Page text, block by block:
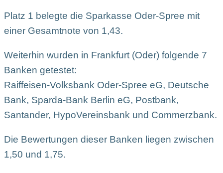
Platz 1 belegte die Sparkasse Oder-Spree mit
einer Gesamtnote von 1,43.
Weiterhin wurden in Frankfurt (Oder) folgende 7
Banken getestet:
Raiffeisen-Volksbank Oder-Spree eG, Deutsche
Bank, Sparda-Bank Berlin eG, Postbank,
Santander, HypoVereinsbank und Commerzbank.
Die Bewertungen dieser Banken liegen zwischen
1,50 und 1,75.